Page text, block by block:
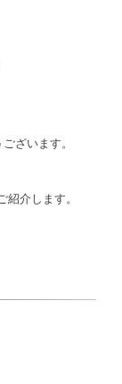
ざいます。
紹介します。